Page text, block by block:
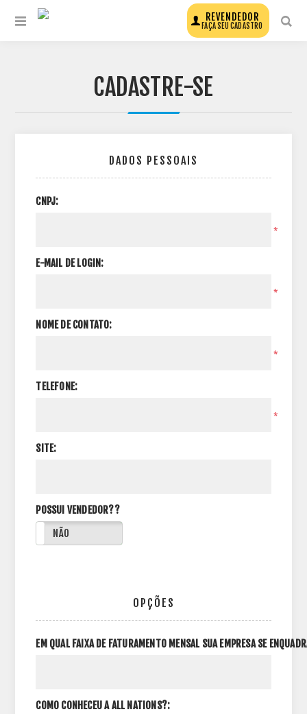
REVENDEDOR
FAÇA SEU CADASTRO
CADASTRE-SE
DADOS PESSOAIS
CNPJ:
*
E-MAIL DE LOGIN:
*
NOME DE CONTATO:
*
TELEFONE:
*
SITE:
POSSUI VENDEDOR??
NÃO
OPÇÕES
EM QUAL FAIXA DE FATURAMENTO MENSAL SUA EMPRESA SE
COMO CONHECEU A ALL NATIONS?: